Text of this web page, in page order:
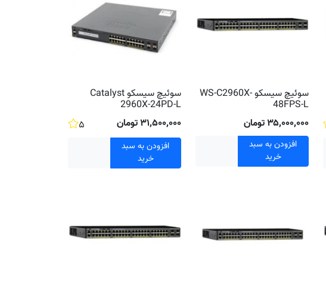
سوئیچ سیسکو WS-C2960X-
48FPS-L
۳۵٬۰۰۰٬۰۰۰ تومان
افزودن به سبد
خرید
سوئیچ سیسکو Catalyst
2960X-24PD-L
۵
۳۱٬۵۰۰٬۰۰۰ تومان
افزودن به سبد
خرید